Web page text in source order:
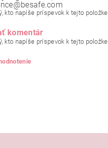
kto napíše príspevok k tejto položke.
komentár
kto napíše príspevok k tejto položke.